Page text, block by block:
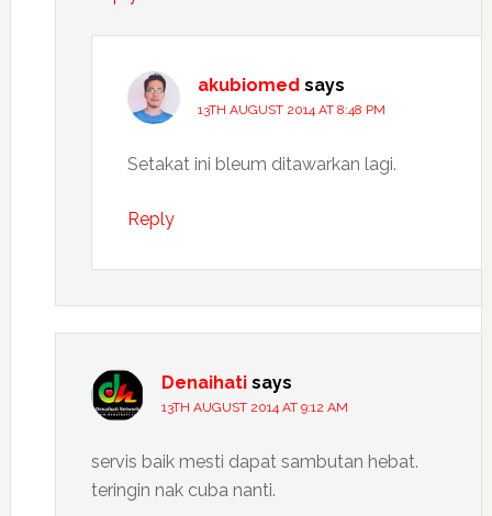
akubiomed says
13TH AUGUST 2014 AT 8:48 PM
Setakat ini bleum ditawarkan lagi.
Reply
Denaihati says
13TH AUGUST 2014 AT 9:12 AM
servis baik mesti dapat sambutan hebat.
teringin nak cuba nanti.